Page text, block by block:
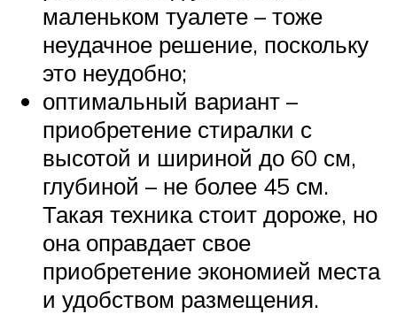
маленьком туалете – тоже
неудачное решение, поскольку
это неудобно;
оптимальный вариант –
приобретение стиралки с
высотой и шириной до 60 см,
глубиной – не более 45 см.
Такая техника стоит дороже, но
она оправдает свое
приобретение экономией места
и удобством размещения.